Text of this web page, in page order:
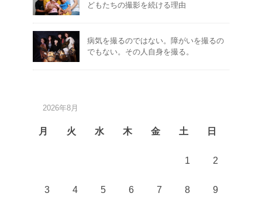
どもたちの撮影を続ける理由
病気を撮るのではない。障がいを撮るの
でもない。その人自身を撮る。
2026年8月
月 火 水 木 金 土 日
1 2
3 4 5 6 7 8 9